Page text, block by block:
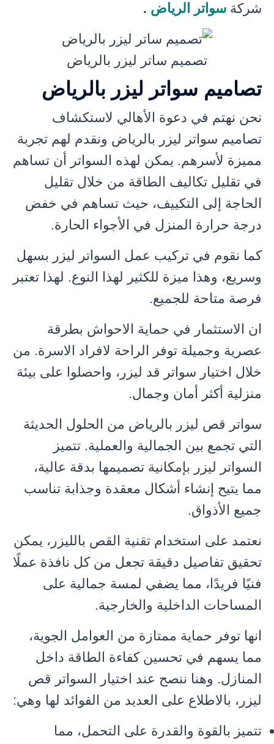
شركة سواتر الرياض .
تصميم ساتر ليزر بالرياض
تصاميم سواتر ليزر بالرياض
نحن نهتم في دعوة الأهالي لاستكشاف
تصاميم سواتر ليزر بالرياض ونقدم لهم تجربة
مميزة لأسرهم. يمكن لهذه السواتر أن تساهم
في تقليل تكاليف الطاقة من خلال تقليل
الحاجة إلى التكييف، حيث تساهم في خفض
درجة حرارة المنزل في الأجواء الحارة.
كما نقوم في تركيب عمل السواتر ليزر بسهل
وسريع، وهذا ميزة للكثير لهذا النوع. لهذا تعتبر
فرصة متاحة للجميع.
ان الاستثمار في حماية الاحواش بطرقة
عصرية وجميلة توفر الراحة لافراد الاسرة. من
خلال اختيار سواتر قد ليزر، واحصلوا على بيئة
منزلية أكثر أمان وجمال.
سواتر قص ليزر بالرياض من الحلول الحديثة
التي تجمع بين الجمالية والعملية. تتميز
السواتر ليزر بإمكانية تصميمها بدقة عالية،
مما يتيح إنشاء أشكال معقدة وجذابة تناسب
جميع الأذواق.
نعتمد على استخدام تقنية القص بالليزر، يمكن
تحقيق تفاصيل دقيقة تجعل من كل نافذة عملًا
فنيًا فريدًا، مما يضفي لمسة جمالية على
المساحات الداخلية والخارجية.
انها توفر حماية ممتازة من العوامل الجوية،
مما يسهم في تحسين كفاءة الطاقة داخل
المنازل. وهنا ننصح عند اختيار السواتر قص
ليزر، بالاطلاع على العديد من الفوائد لها وهي:
تتميز بالقوة والقدرة على التحمل، مما